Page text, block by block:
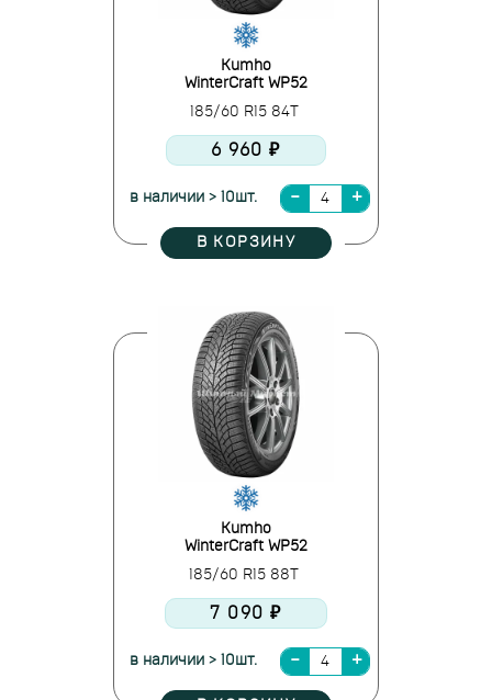
Kumho
WinterCraft WP52
185/60 R15 84T
6 960 ₽
в наличии > 10шт.
В КОРЗИНУ
Kumho
WinterCraft WP52
185/60 R15 88T
7 090 ₽
в наличии > 10шт.